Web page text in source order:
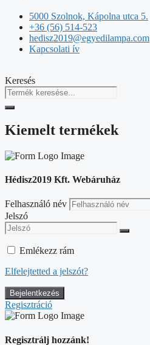
5000 Szolnok, Kápolna utca 5.
+36 (56) 514-523
hedisz2019@egyedilampa.com
Kapcsolati ív
Keresés
Kiemelt termékek
Hédisz2019 Kft. Webáruház
Felhasználó név
Jelszó
Emlékezz rám
Elfelejtetted a jelszót?
Regisztráció
Regisztrálj hozzánk!